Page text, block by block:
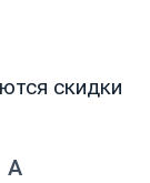
скидки
А